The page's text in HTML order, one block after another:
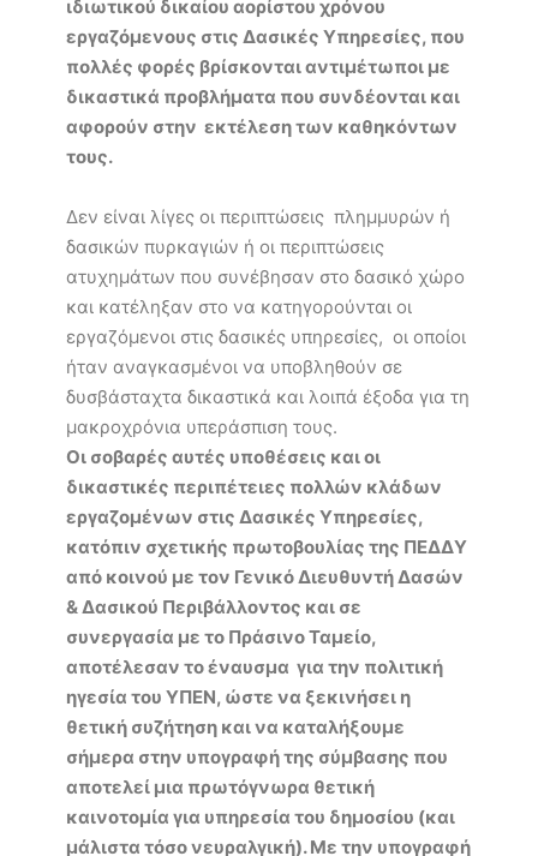
ιδιωτικού δικαίου αορίστου χρόνου
εργαζόμενους στις Δασικές Υπηρεσίες, που
πολλές φορές βρίσκονται αντιμέτωποι με
δικαστικά προβλήματα που συνδέονται και
αφορούν στην εκτέλεση των καθηκόντων
τους.
Δεν είναι λίγες οι περιπτώσεις πλημμυρών ή
δασικών πυρκαγιών ή οι περιπτώσεις
ατυχημάτων που συνέβησαν στο δασικό χώρο
και κατέληξαν στο να κατηγορούνται οι
εργαζόμενοι στις δασικές υπηρεσίες, οι οποίοι
ήταν αναγκασμένοι να υποβληθούν σε
δυσβάσταχτα δικαστικά και λοιπά έξοδα για τη
μακροχρόνια υπεράσπιση τους.
Οι σοβαρές αυτές υποθέσεις και οι
δικαστικές περιπέτειες πολλών κλάδων
εργαζομένων στις Δασικές Υπηρεσίες,
κατόπιν σχετικής πρωτοβουλίας της ΠΕΔΔΥ
από κοινού με τον Γενικό Διευθυντή Δασών
& Δασικού Περιβάλλοντος και σε
συνεργασία με το Πράσινο Ταμείο,
αποτέλεσαν το έναυσμα για την πολιτική
ηγεσία του ΥΠΕΝ, ώστε να ξεκινήσει η
θετική συζήτηση και να καταλήξουμε
σήμερα στην υπογραφή της σύμβασης που
αποτελεί μια πρωτόγνωρα θετική
καινοτομία για υπηρεσία του δημοσίου (και
μάλιστα τόσο νευραλγική). Με την υπογραφή